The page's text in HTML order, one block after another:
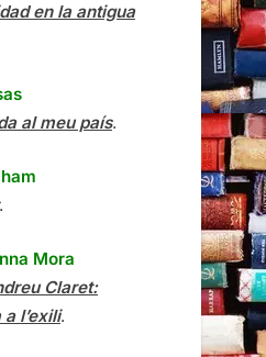
en la antigua
al meu país.
.
Mora
Claret:
l’exili.